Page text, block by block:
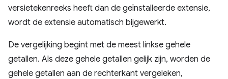
versietekenreeks heeft dan de geïnstalleerde extensie,
wordt de extensie automatisch bijgewerkt.
De vergelijking begint met de meest linkse gehele
getallen. Als deze gehele getallen gelijk zijn, worden de
gehele getallen aan de rechterkant vergeleken,